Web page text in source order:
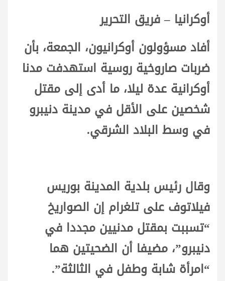
أوكرانيا – فريق التحرير
أفاد مسؤولون أوكرانيون، الجمعة، بأن
ضربات صاروخية روسية استهدفت مدنا
أوكرانية عدة ليلا، ما أدى إلى مقتل
شخصين على الأقل في مدينة دنيبرو
في وسط البلاد الشرقي.
وقال رئيس بلدية المدينة بوريس
فيلاتوف على تلغرام إن الصواريخ
“تسببت بمقتل مدنيين مجددا في
دنيبرو”، مضيفا أن الضحيتين هما
“امرأة شابة وطفل في الثالثة”.